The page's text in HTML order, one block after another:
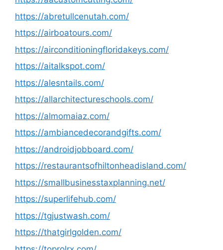
https://abretullcenutah.com/
https://airboatours.com/
https://airconditioningfloridakeys.com/
https://aitalkspot.com/
https://alesntails.com/
https://allarchitectureschools.com/
https://almomaiaz.com/
https://ambiancedecorandgifts.com/
https://androidjobboard.com/
https://restaurantsofhiltonheadisland.com/
https://smallbusinesstaxplanning.net/
https://superlifehub.com/
https://tgjustwash.com/
https://thatgirlgolden.com/